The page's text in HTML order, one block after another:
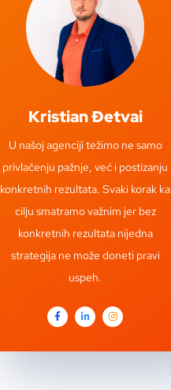
Kristian Đetvai
U našoj agenciji težimo ne samo
privlačenju pažnje, već i postizanju
konkretnih rezultata. Svaki korak ka
cilju smatramo važnim jer bez
konkretnih rezultata nijedna
strategija ne može doneti pravi
uspeh.